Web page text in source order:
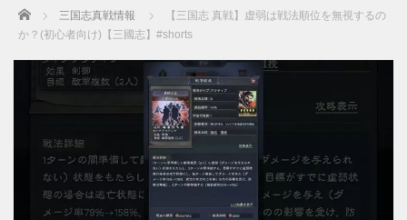
Home 三国志真戦情報
【三国志 真戦】虚弱は戦法順位を無視するの
か？(初心者向け)【三國志】#shorts